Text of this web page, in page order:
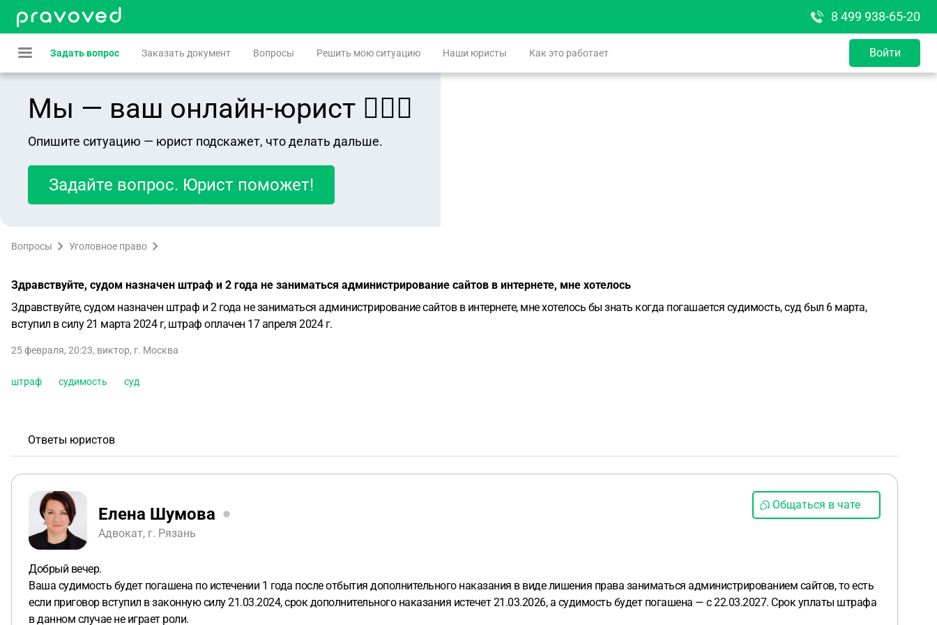
8 499 938-65-20
Задать вопрос Заказать документ Вопросы Решить мою ситуацию Наши юристы Как это работает Войти
Мы — ваш онлайн-юрист 👨🏻‍⚖️
Опишите ситуацию — юрист подскажет, что делать дальше.
Задайте вопрос. Юрист поможет!
Вопросы Уголовное право
Здравствуйте, судом назначен штраф и 2 года не заниматься администрирование сайтов в интернете, мне хотелось
Здравствуйте, судом назначен штраф и 2 года не заниматься администрирование сайтов в интернете, мне хотелось бы знать когда погашается судимость, суд был 6 марта,
вступил в силу 21 марта 2024 г, штраф оплачен 17 апреля 2024 г.
25 февраля, 20:23, виктор, г. Москва
штраф судимость суд
Ответы юристов
Елена Шумова
Адвокат, г. Рязань
Общаться в чате
Добрый вечер.
Ваша судимость будет погашена по истечении 1 года после отбытия дополнительного наказания в виде лишения права заниматься администрированием сайтов, то есть
если приговор вступил в законную силу 21.03.2024, срок дополнительного наказания истечет 21.03.2026, а судимость будет погашена — с 22.03.2027. Срок уплаты штрафа
в данном случае не играет роли.